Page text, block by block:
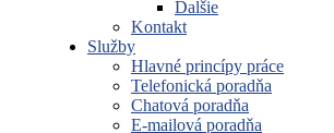
Ďalšie
Kontakt
Služby
Hlavné princípy práce
Telefonická poradňa
Chatová poradňa
E-mailová poradňa